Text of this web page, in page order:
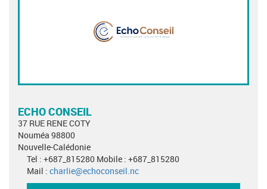
ECHO CONSEIL
37 RUE RENE COTY
Nouméa 98800
Nouvelle-Calédonie
Tel : +687_815280 Mobile : +687_815280
Mail : charlie@echoconseil.nc